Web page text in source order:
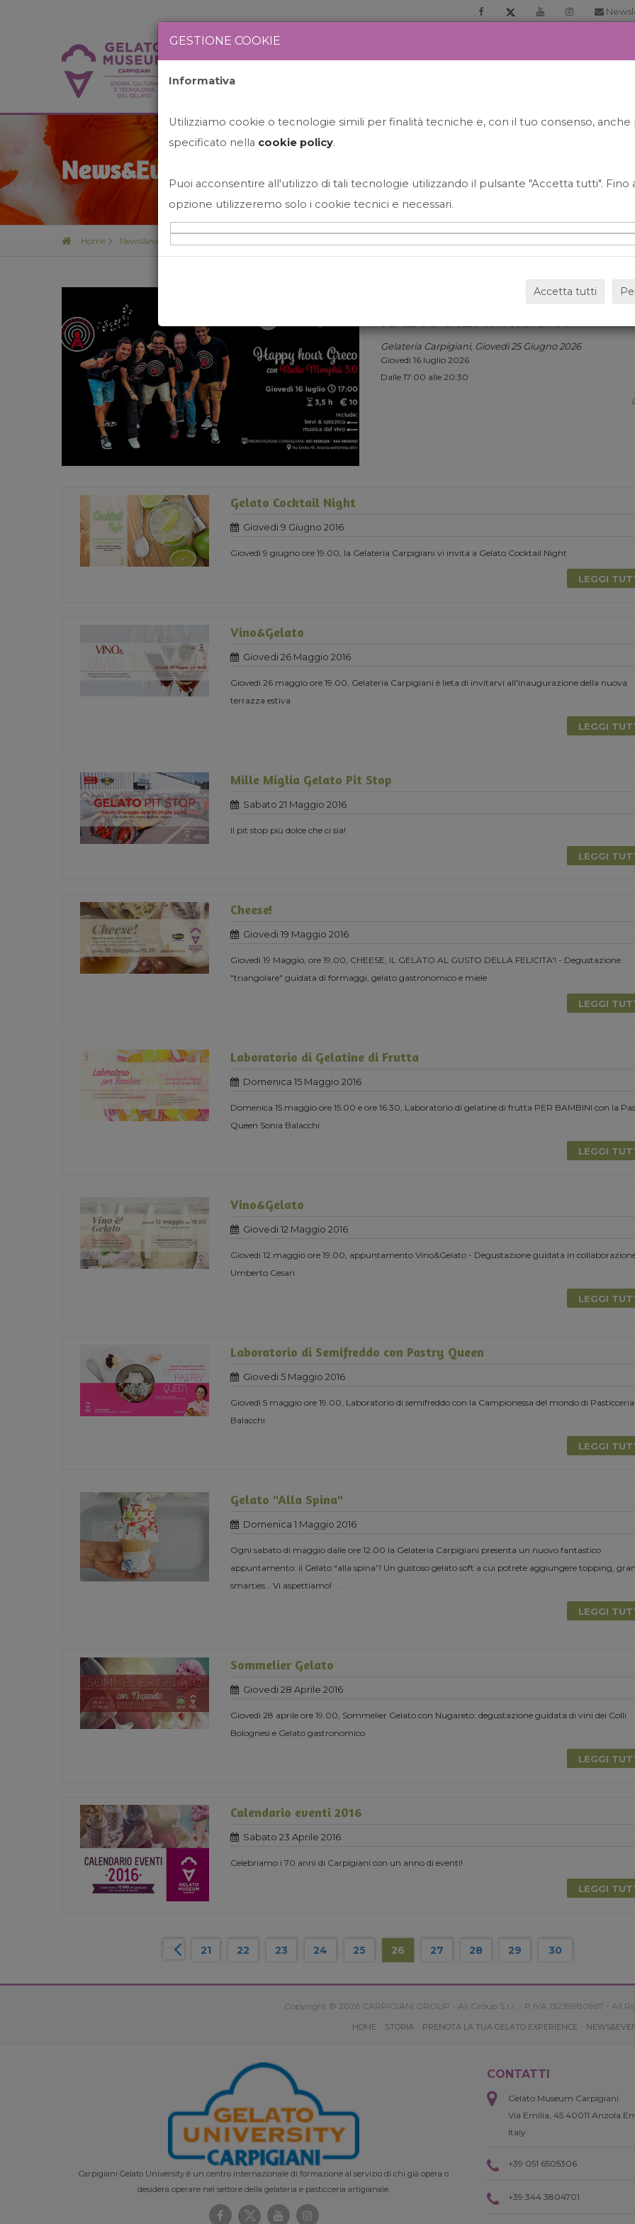
News&Events
Home News&events
HAPPY HOUR GRECO CON
RADIO MEMPHIS 3.0.
Gelateria Carpigiani, Giovedi 25 Giugno 2026
Giovedì 16 luglio 2026
Dalle 17:00 alle 20:30
Gelato Cocktail Night
Giovedi 9 Giugno 2016
Giovedì 9 giugno ore 19.00, la Gelateria Carpigiani vi invita a Gelato Cocktail Night
LEGGI
Vino&Gelato
Giovedi 26 Maggio 2016
Giovedi 26 maggio ore 19.00, Gelateria Carpigiani è lieta di invitarvi all'inaugurazione della nuova
terrazza estiva
LEGGI
Mille Miglia Gelato Pit Stop
Sabato 21 Maggio 2016
Il pit stop più dolce che ci sia!
LEGGI
Cheese!
Giovedi 19 Maggio 2016
Giovedì 19 Maggio, ore 19.00, CHEESE, IL GELATO AL GUSTO DELLA FELICITA'! - Degustazione
"triangolare" guidata di formaggi, gelato gastronomico e miele
LEGGI
Laboratorio di Gelatine di Frutta
Domenica 15 Maggio 2016
Domenica 15 maggio ore 15.00 e ore 16.30, Laboratorio di gelatine di frutta PER BAMBINI con la
Queen Sonia Balacchi
LEGGI
Vino&Gelato
Giovedi 12 Maggio 2016
Giovedì 12 maggio ore 19.00, appuntamento Vino&Gelato - Degustazione guidata in
Umberto Cesari
LEGGI
Laboratorio di Semifreddo con Pastry Queen
Giovedi 5 Maggio 2016
Giovedì 5 maggio ore 19.00, Laboratorio di semifreddo con la Campionessa del mondo di Pasticceria
Balacchi
LEGGI
Gelato "Alla Spina"
Domenica 1 Maggio 2016
Ogni sabato di maggio dalle ore 12.00 la Gelateria Carpigiani presenta un nuovo fantastico
appuntamento: il Gelato “alla spina”! Un gustoso gelato soft a cui potrete aggiungere topping,
smarties… Vi aspettiamo!
LEGGI
Sommelier Gelato
Giovedi 28 Aprile 2016
Giovedì 28 aprile ore 19.00, Sommelier Gelato con Nugareto: degustazione guidata di vini dei Colli
Bolognesi e Gelato gastronomico
LEGGI
Calendario eventi 2016
Sabato 23 Aprile 2016
Celebriamo i 70 anni di Carpigiani con un anno di eventi!
LEGGI
21 22 23 24 25 26 27 28 29 30
Copyright © 2026 CARPIGIANI GROUP - Ali Group S.r.l. - P.IVA 13239980967 - All
HOME STORIA PRENOTA LA TUA GELATO EXPERIENCE
Carpigiani Gelato University è un centro internazionale di formazione al servizio di chi già opera o
desidera operare nel settore della gelateria e pasticceria artigianale.
CONTATTI
Gelato Museum Carpigiani
Via Emilia, 45 40011 Anzola
Italy
+39 051 6505306
+39 344 3804701
GESTIONE COOKIE
Informativa
Utilizziamo cookie o tecnologie simili per finalità tecniche e, con il tuo consenso,
specificato nella cookie policy.
Puoi acconsentire all'utilizzo di tali tecnologie utilizzando il pulsante "Accetta tutti". Fino
opzione utilizzeremo solo i cookie tecnici e necessari.
Accetta tutti